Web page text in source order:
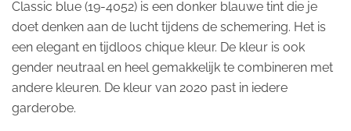
Classic blue (19-4052) is een donker blauwe tint die je
doet denken aan de lucht tijdens de schemering. Het is
een elegant en tijdloos chique kleur. De kleur is ook
gender neutraal en heel gemakkelijk te combineren met
andere kleuren. De kleur van 2020 past in iedere
garderobe.